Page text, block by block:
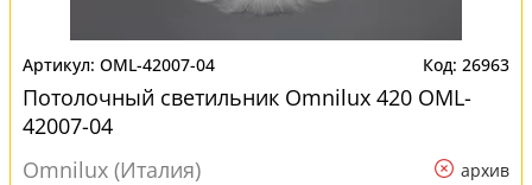
OML-42007-04 26963
Потолочный светильник Omnilux 420 OML-
42007-04
Omnilux (Италия)
архив